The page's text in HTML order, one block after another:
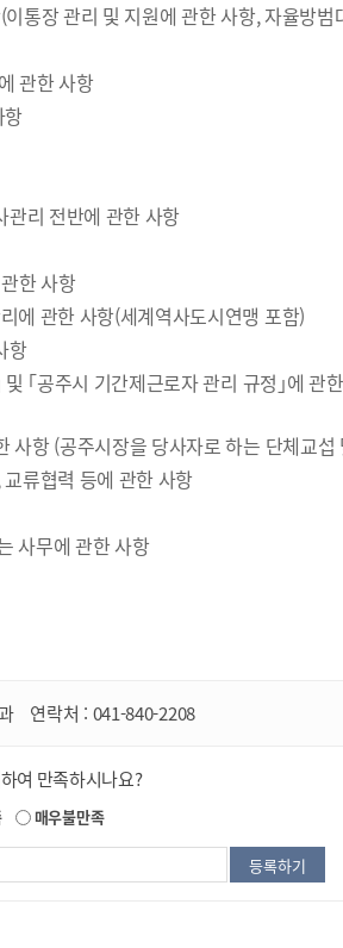
통장 관리 및 지원에 관한 사항, 자율방
관한 사항
항
관리 전반에 관한 사항
한 사항
에 관한 사항(세계역사도시연맹 포함)
항
｢공주시 기간제근로자 관리 규정｣에 관
사항 (공주시장을 당사자로 하는 단체교
류협력 등에 관한 사항
사무에 관한 사항
연락처 : 041-840-2208
여 만족하시나요?
매우불만족